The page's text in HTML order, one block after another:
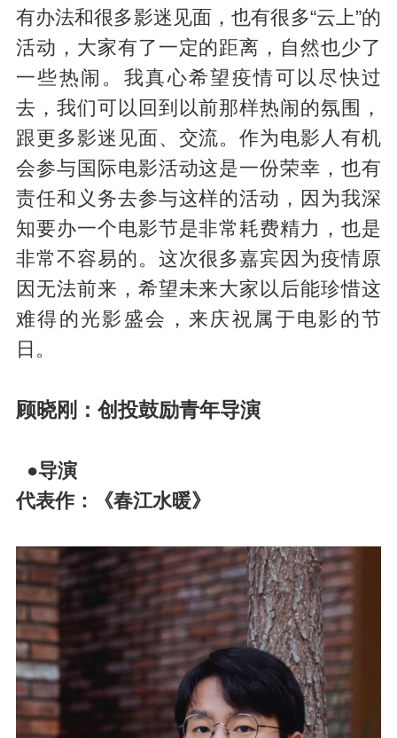
有办法和很多影迷见面，也有很多“云上”的
活动，大家有了一定的距离，自然也少了
一些热闹。我真心希望疫情可以尽快过
去，我们可以回到以前那样热闹的氛围，
跟更多影迷见面、交流。作为电影人有机
会参与国际电影活动这是一份荣幸，也有
责任和义务去参与这样的活动，因为我深
知要办一个电影节是非常耗费精力，也是
非常不容易的。这次很多嘉宾因为疫情原
因无法前来，希望未来大家以后能珍惜这
难得的光影盛会，来庆祝属于电影的节
日。
顾晓刚：创投鼓励青年导演
●导演
代表作：《春江水暖》